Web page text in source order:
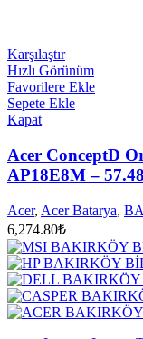
Karşılaştır
Hızlı Görünüm
Favorilere Ekle
Sepete Ekle
Kapat
Acer ConceptD
AP18E8M –
Acer, Acer Batarya,
6,274.80₺